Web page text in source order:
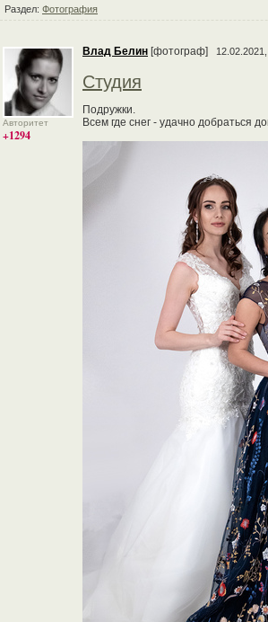
Раздел: Фотография
Авторитет
+1294
Влад Белин [фотограф]
Студия
Подружки.
Всем где снег - удачно добраться